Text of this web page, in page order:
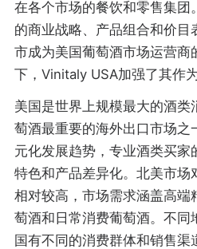
在各个市场的餐饮和零售集团
的商业战略、产品组合和价
市成为美国葡萄酒市场运营商
下，Vinitaly USA加强了其作
美国是世界上规模最大的酒
萄酒最重要的海外出口市场之
元化发展趋势，专业酒类买家
特色和产品差异化。北美市场
相对较高，市场需求涵盖高端
萄酒和日常消费葡萄酒。不同
国有不同的消费群体和销售渠